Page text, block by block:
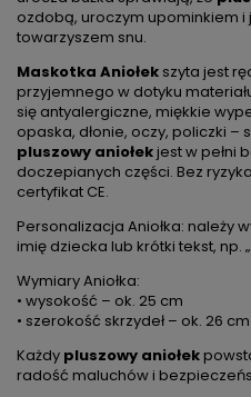
ozdobą, uroczym upominkiem i
towarzyszem snu.
Maskotka Aniołek szyta jest
przyjemnego w dotyku
się antyalergiczne, miękkie
opaska, dłonie, oczy, policzki
pluszowy aniołekjest w pełni
doczepianych części. Bez
certyfikat CE.
Personalizacja Aniołka: należy
imię dziecka lub krótki tekst, np.
Wymiary Aniołka:
• wysokość – ok. 25 cm
• szerokość skrzydeł – ok. 26 cm
Każdy pluszowy aniołek
radość maluchów i